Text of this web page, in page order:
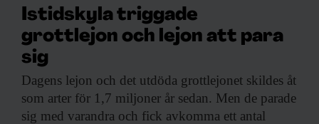
Istidskyla triggade
grottlejon och lejon att para
sig
Dagens lejon och det utdöda grottlejonet skildes åt
som arter för 1,7 miljoner år sedan. Men de parade
sig med varandra och fick avkomma ett antal